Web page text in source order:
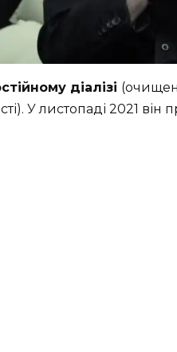
діалізі
У листопаді 2021